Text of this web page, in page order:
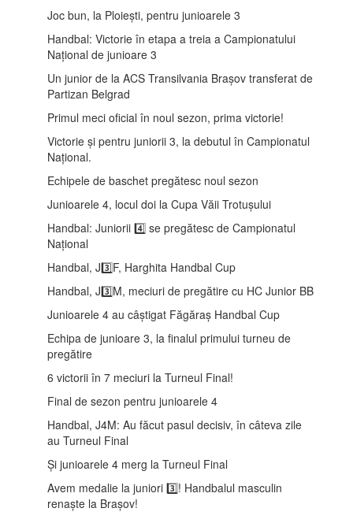
Joc bun, la Ploiești, pentru junioarele 3
Handbal: Victorie în etapa a treia a Campionatului
Național de junioare 3
Un junior de la ACS Transilvania Brașov transferat de
Partizan Belgrad
Primul meci oficial în noul sezon, prima victorie!
Victorie și pentru juniorii 3, la debutul în Campionatul
Național.
Echipele de baschet pregătesc noul sezon
Junioarele 4, locul doi la Cupa Văii Trotușului
Handbal: Juniorii 4️⃣ se pregătesc de Campionatul
Național
Handbal, J3️⃣F, Harghita Handbal Cup
Handbal, J3️⃣M, meciuri de pregătire cu HC Junior BB
Junioarele 4 au câștigat Făgăraș Handbal Cup
Echipa de junioare 3, la finalul primului turneu de
pregătire
6 victorii în 7 meciuri la Turneul Final!
Final de sezon pentru junioarele 4
Handbal, J4M: Au făcut pasul decisiv, în câteva zile
au Turneul Final
Și junioarele 4 merg la Turneul Final
Avem medalie la juniori 3️⃣! Handbalul masculin
renaște la Brașov!